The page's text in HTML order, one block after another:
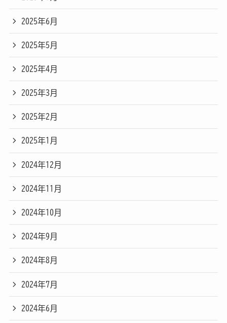
2025年6月
2025年5月
2025年4月
2025年3月
2025年2月
2025年1月
2024年12月
2024年11月
2024年10月
2024年9月
2024年8月
2024年7月
2024年6月